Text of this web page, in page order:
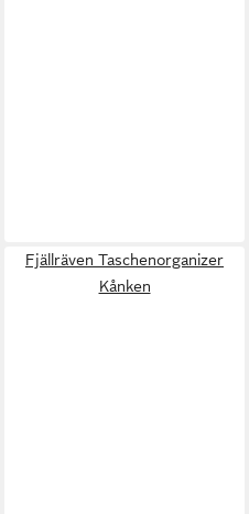
Fjällräven Taschenorganizer
Kånken